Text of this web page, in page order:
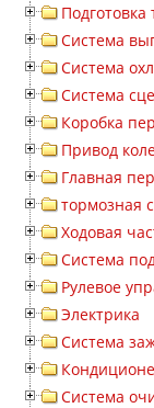
Система
Система
Система
Коробка
Привод
Главная
тормозная
Ходовая
Система
Рулевое
Электрика
Система
Система